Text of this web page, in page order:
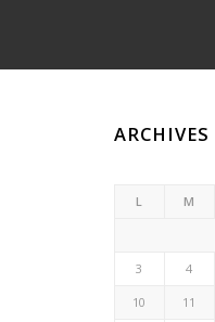
ARCHIVES
L M
3 4
10 11